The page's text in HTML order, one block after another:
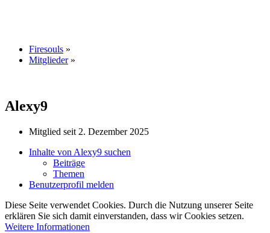
Firesouls »
Mitglieder »
Alexy9
Mitglied seit 2. Dezember 2025
Inhalte von Alexy9 suchen
Beiträge
Themen
Benutzerprofil melden
Diese Seite verwendet Cookies. Durch die Nutzung unserer Seite
erklären Sie sich damit einverstanden, dass wir Cookies setzen.
Weitere Informationen